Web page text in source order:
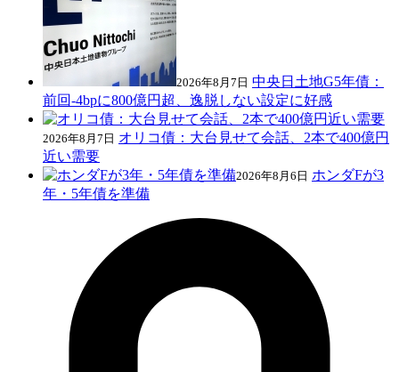
2026年8月7日 中央日土地G5年債：
前回-4bpに800億円超、逸脱しない設定に好感
2026年8月7日 オリコ債：大台見せて会話、2本で400億円
近い需要
2026年8月6日 ホンダFが3
年・5年債を準備